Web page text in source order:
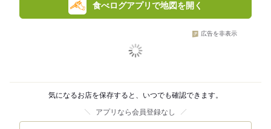
食べログアプリで地図を開く
広告を非表示
気になるお店を保存すると、いつでも確認できます。
アプリなら会員登録なし